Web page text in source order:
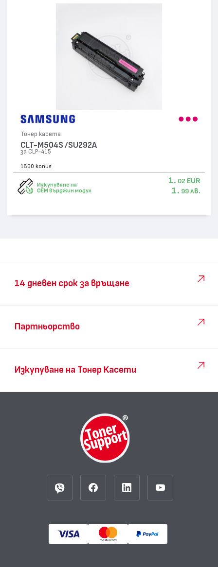
Тонер касета
CLT-M504S /SU292A
за CLP-415
1800 копия
Изкупуване на
OEM върджин модул
1. 02 EUR
1. 99 лв.
14 дневен срок за връщане
Партньорство
Изкупуване на Тонер Касети